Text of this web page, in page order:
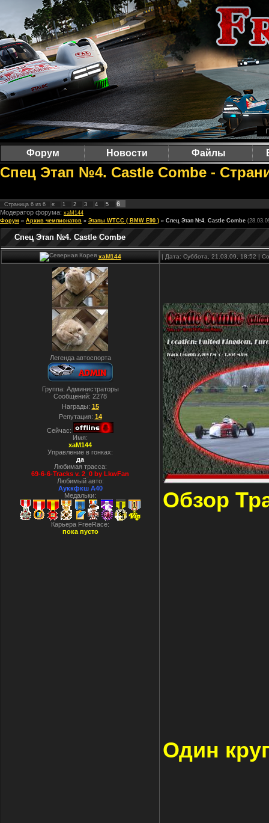
Форум Новости Файлы
Cпец Этап №4. Castle Combe -
Страница 6 из 6 « 1 2 3 4 5
6
Модератор форума: xaM144
Форум » Архив чемпионатов » Этапы WTCC ( BMW E90 ) » Cпец Этап №4. Castle Combe
Cпец Этап №4. Castle Combe
xaM144 | Дата: Суббота, 21.03.09, 18:52 |
Легенда автоспорта
Группа: Администраторы
Сообщений: 2278
Награды: 15
Репутация: 14
Сейчас:
Имя:
xaM144
Управление в гонках:
да
Любимая трасса:
69-6-6-Tracks v. 2_0 by LkwFan
Любимый авто:
Ауккфкш А40
Медальки:
Карьера FreeRace:
пока пусто
Обзор
Один